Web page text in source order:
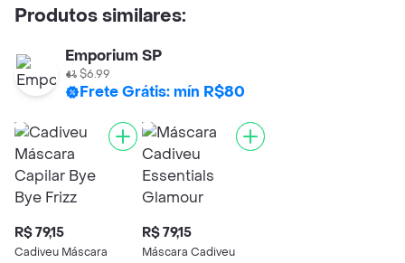
Produtos similares:
Emporium SP
$6.99
Frete Grátis: mín R$80
R$ 79,15
Cadiveu Máscara
R$ 79,15
Máscara Cadiveu